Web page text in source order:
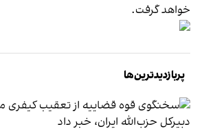
خواهد گرفت.
پربازدیدترین‌ها